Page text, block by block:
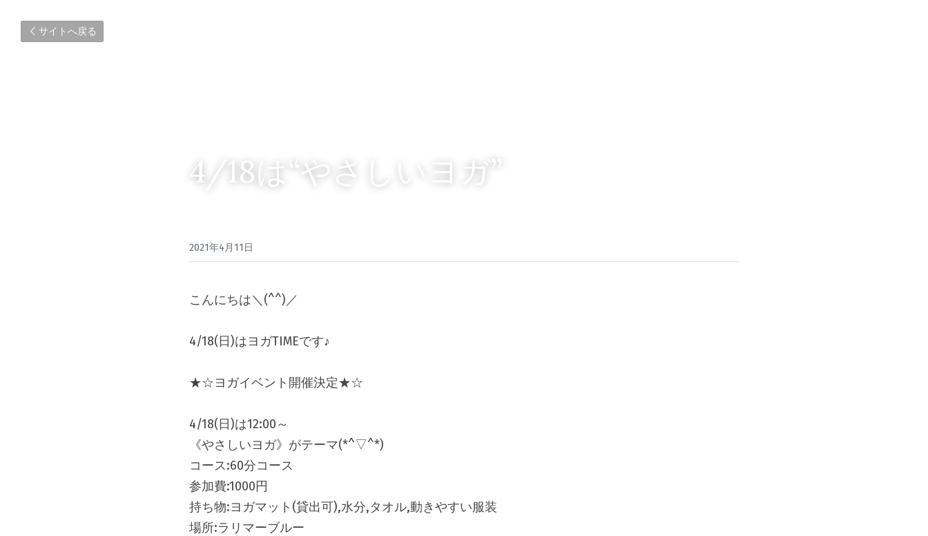
サイトへ戻る
4/18は“やさしいヨガ”
2021年4月11日
こんにちは＼(^^)／
4/18(日)はヨガTIMEです♪
★☆ヨガイベント開催決定★☆
4/18(日)は12:00～
《やさしいヨガ》がテーマ(*^▽^*)
コース:60分コース
参加費:1000円
持ち物:ヨガマット(貸出可),水分,タオル,動きやすい服装
場所:ラリマーブルー